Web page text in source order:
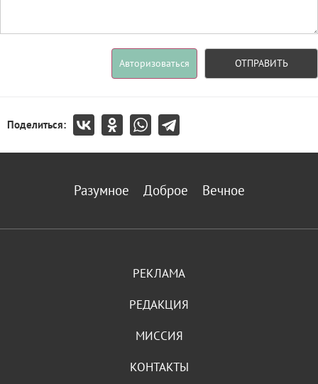
Авторизоваться ОТПРАВИТЬ
Поделиться:
Разумное Доброе Вечное
РЕКЛАМА
РЕДАКЦИЯ
МИССИЯ
КОНТАКТЫ